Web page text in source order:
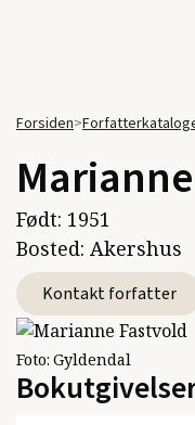
Forsiden>
Født: 1951
Bosted: Akershus
Kontakt forfatter
Foto: Gyldendal